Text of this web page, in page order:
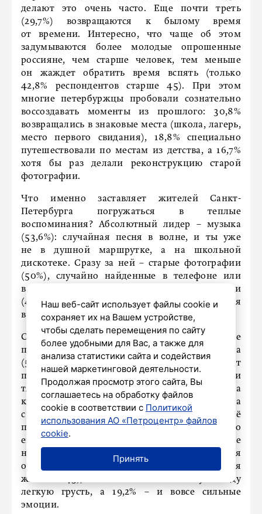
делают это очень часто. Еще почти треть
(29,7%) возвращаются к былому время
от времени. Интересно, что чаще об этом
задумываются более молодые опрошенные
россияне, чем старше человек, тем меньше
он жаждет обратить время вспять (только
42,8% респондентов старше 45). При этом
многие петербуржцы пробовали сознательно
воссоздавать моменты из прошлого: 30,8%
возвращались в знаковые места (школа, лагерь,
место первого свидания), 18,8% специально
путешествовали по местам из детства, а 16,7%
хотя бы раз делали реконструкцию старой
фотографии.
Что именно заставляет жителей Санкт-
Петербурга погружаться в теплые
воспоминания? Абсолютный лидер – музыка
(53,6%): случайная песня в волне, и ты уже
не в душной маршрутке, а на школьной
дискотеке. Сразу за ней – старые фотографии
(50%), случайно найденные в телефоне или
в пыльной коробке. Замыкают тройку локации
(47,8%): зайти в родной двор и провалиться
в воспоминания.
Самый неожиданный поворот: больше
половины опрошенных из Санкт-Петербурга
(53,6%) признались, что хотя бы иногда тоскуют
по событиям, которые в реальности были
тяжелыми или стрессовыми. Подготовка
к экзамену, нервный переезд, первая работа
с дрожащими коленками – спустя годы это всё
превращается в ценное воспоминание. Но и это
еще не всё: 64,9% скучают по тому, чего вообще
не было в их жизни! Несостоявшиеся
отношения, другая профессия, непрожитая
жизнь – 45,7% испытывают по этому поводу
легкую грусть, а 19,2% – и вовсе сильные
эмоции.
Наш веб-сайт использует файлы cookie и
сохраняет их на Вашем устройстве,
чтобы сделать перемещения по сайту
более удобными для Вас, а также для
анализа статистики сайта и содействия
нашей маркетинговой деятельности.
Продолжая просмотр этого сайта, Вы
соглашаетесь на обработку файлов
cookie в соответствии с Политикой
использования АО «Петроцентр» файлов
cookie.
Принять